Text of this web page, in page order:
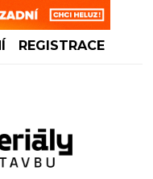
REGISTRACE